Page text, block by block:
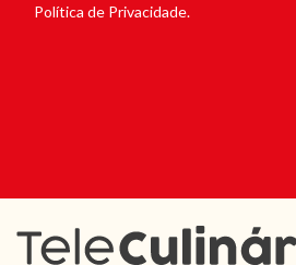
Política de Privacidade.